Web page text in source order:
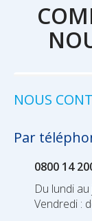
NOUS
Par
0800 14
Du lundi
Vendredi :